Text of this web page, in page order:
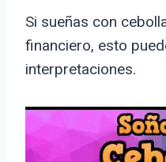
Si sueñas con
financiero, esto
interpretaciones.